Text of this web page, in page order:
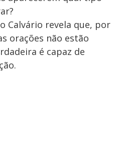
Calvário revela que, por
orações não estão
é capaz de